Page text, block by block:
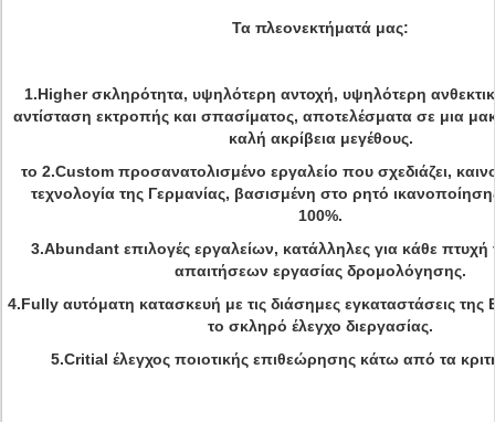
Τα πλεονεκτήματά μας:
1.Higher σκληρότητα, υψηλότερη αντοχή, υψηλότερη
αντίσταση εκτροπής και σπασίματος, αποτελέσματα σε μια
καλή ακρίβεια μεγέθους.
το 2.Custom προσανατολισμένο εργαλείο που σχεδιάζει,
τεχνολογία της Γερμανίας, βασισμένη στο ρητό
100%.
3.Abundant επιλογές εργαλείων, κατάλληλες για κάθε
απαιτήσεων εργασίας δρομολόγησης.
4.Fully αυτόματη κατασκευή με τις διάσημες εγκαταστάσεις της
το σκληρό έλεγχο διεργασίας.
5.Critial έλεγχος ποιοτικής επιθεώρησης κάτω από τα